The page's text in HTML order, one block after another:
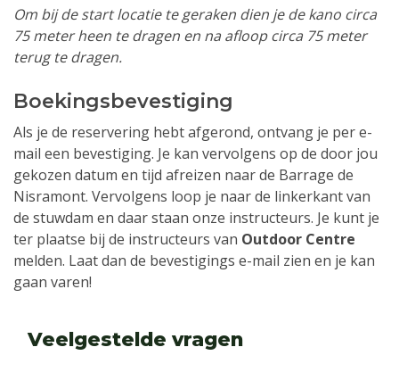
Om bij de start locatie te geraken dien je de kano circa
75 meter heen te dragen en na afloop circa 75 meter
terug te dragen.
Boekingsbevestiging
Als je de reservering hebt afgerond, ontvang je per e-
mail een bevestiging. Je kan vervolgens op de door jou
gekozen datum en tijd afreizen naar de Barrage de
Nisramont. Vervolgens loop je naar de linkerkant van
de stuwdam en daar staan onze instructeurs. Je kunt je
ter plaatse bij de instructeurs van Outdoor Centre
melden. Laat dan de bevestigings e-mail zien en je kan
gaan varen!
Veelgestelde vragen